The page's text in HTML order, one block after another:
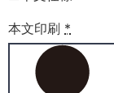
本文印刷 *